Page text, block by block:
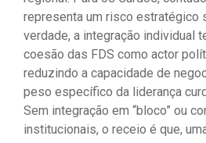
representa um risco estratégico
verdade, a integração individual
coesão das FDS como actor
reduzindo a capacidade de
peso específico da liderança
Sem integração em “bloco” ou
institucionais, o receio é que,